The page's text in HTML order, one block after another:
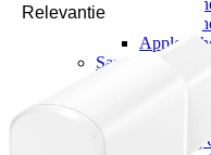
Apple
Apple
Apple
Samsung